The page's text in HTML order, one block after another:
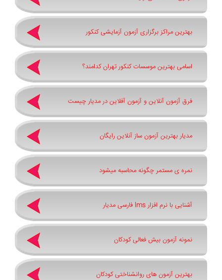
بهترین مراکز برگزاری آزمون آزمایشی کنکور
اسامی بهترین موسسات کنکور تهران کدامند؟
فرق آزمون آنلاین و آزمون آفلاین در مدیار چیست
مدیار بهترین آزمون ساز آنلاین رایگان
نمره ی مستمر چگونه محاسبه میشود
آشنایی با نرم افزار lms فارسی مدیار
نمونه آزمون بیش فعالی کودکان
بهترین آزمون های روانشناختی کودکان